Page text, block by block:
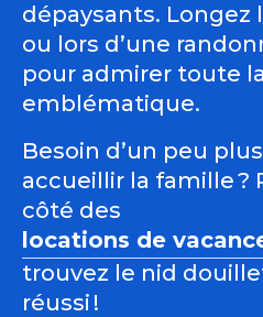
dépaysants. Longez
ou lors d’une
pour admirer toute
emblématique.
Besoin d’un peu
accueillir la famille ?
côté des
locations de
trouvez le nid
réussi !